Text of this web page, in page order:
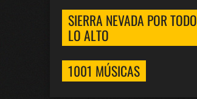
SIERRA NEVADA POR TODO
LO ALTO
1001 MÚSICAS